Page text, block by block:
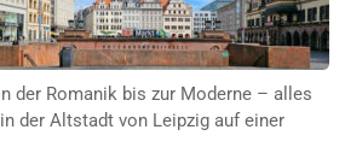
der Romanik bis zur Moderne – alles
der Altstadt von Leipzig auf einer